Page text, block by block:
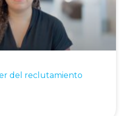
del reclutamiento